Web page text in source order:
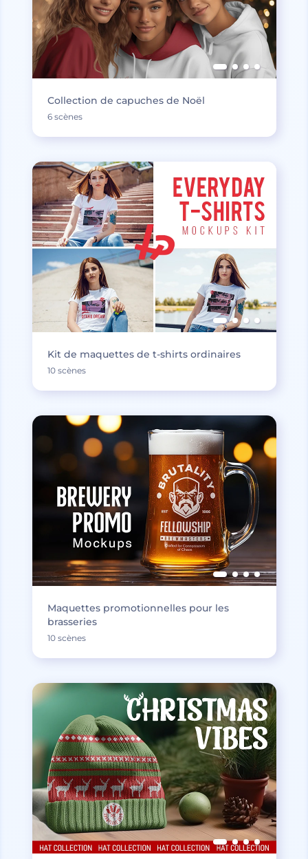
Collection de capuches de Noël
6 scènes
Kit de maquettes de t-shirts ordinaires
10 scènes
Maquettes promotionnelles pour les
brasseries
10 scènes